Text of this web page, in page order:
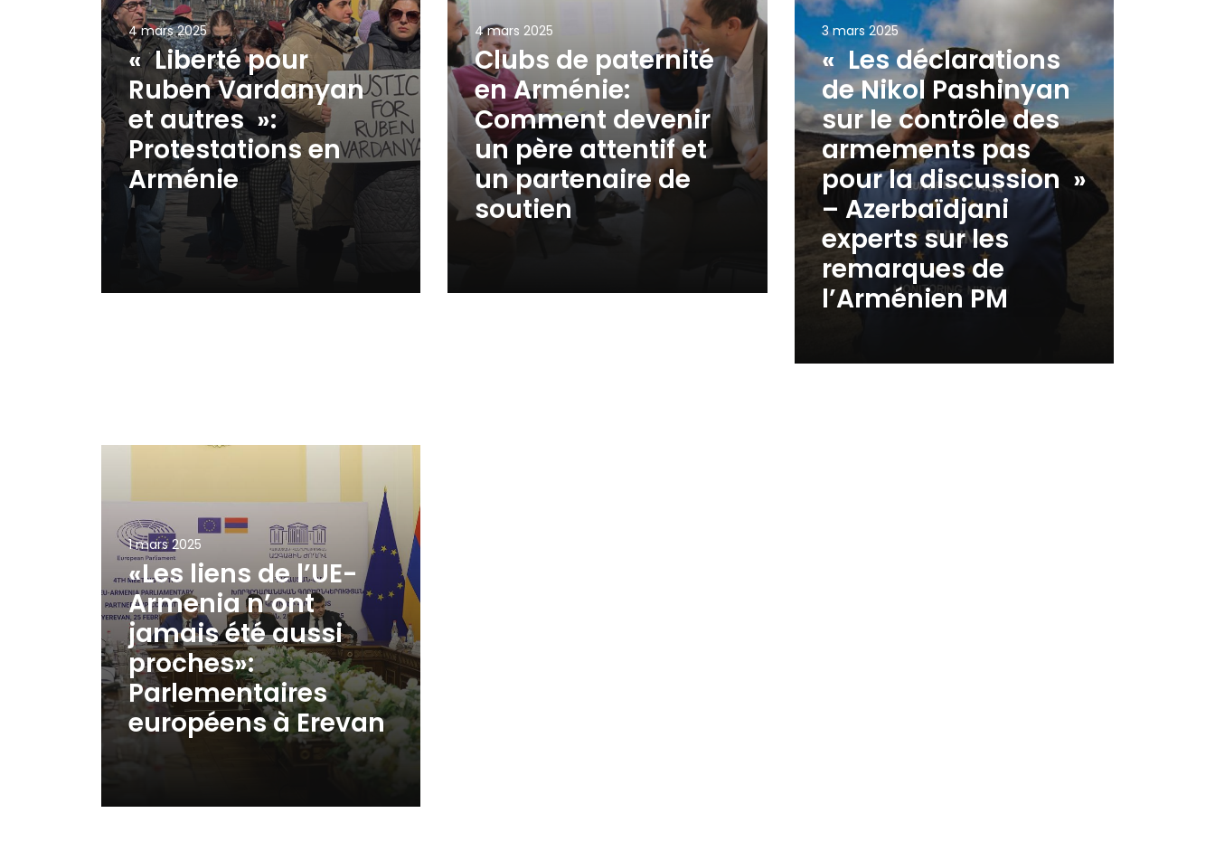
4 mars 2025
« Liberté pour
Ruben Vardanyan
et autres »:
Protestations en
Arménie
4 mars 2025
Clubs de paternité
en Arménie:
Comment devenir
un père attentif et
un partenaire de
soutien
3 mars 2025
« Les déclarations
de Nikol Pashinyan
sur le contrôle des
armements pas
pour la discussion »
– Azerbaïdjani
experts sur les
remarques de
l’Arménien PM
1 mars 2025
«Les liens de l’UE-
Armenia n’ont
jamais été aussi
proches»:
Parlementaires
européens à Erevan